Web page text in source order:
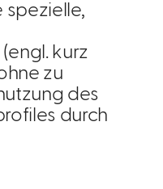
spezielle,
kurz
zu
des
durch